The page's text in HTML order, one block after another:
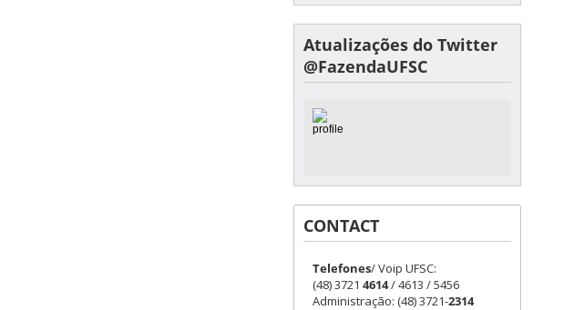
Atualizações do Twitter
@FazendaUFSC
CONTACT
Telefones/ Voip UFSC:
(48) 3721 4614/ 4613 / 5456
Administração: (48) 3721-2314